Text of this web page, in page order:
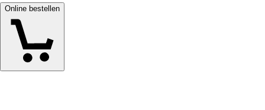
Online bestellen